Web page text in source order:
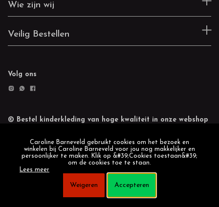
Wie zijn wij
Veilig Bestellen
Volg ons
© Bestel kinderkleding van hoge kwaliteit in onze webshop
Caroline Barneveld gebruikt cookies om het bezoek en
winkelen bij Caroline Barneveld voor jou nog makkelijker en
persoonlijker te maken. Klik op &#39;Cookies toestaan&#39;
om de cookies toe te staan.
Lees meer
Weigeren Accepteren